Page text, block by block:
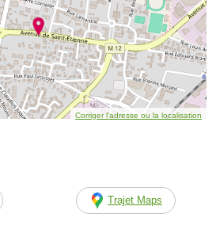
Corriger l’adresse ou la localisation
Trajet Maps